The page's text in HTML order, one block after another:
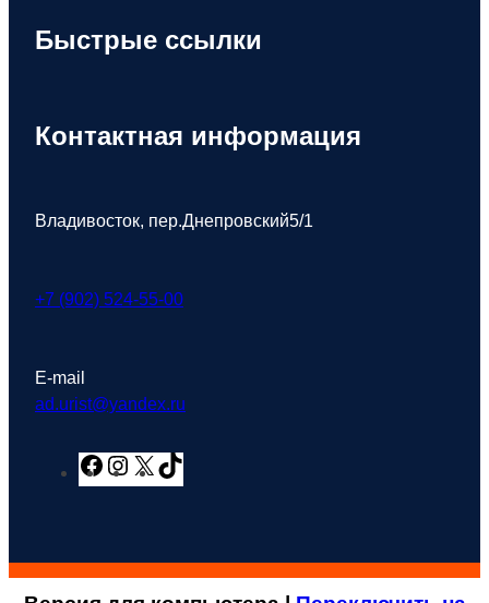
Быстрые ссылки
Контактная информация
Владивосток, пер.Днепровский5/1
+7 (902) 524-55-00
E-mail
ad.urist@yandex.ru
F
a
b
n
a
X
i
o